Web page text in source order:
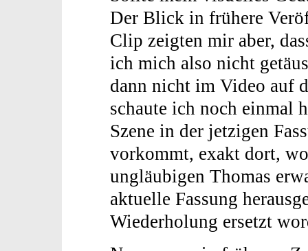
Der Blick in frühere
Clip zeigten mir aber,
ich mich also nicht
dann nicht im Video auf
schaute ich noch einmal
Szene in der jetzigen
vorkommt, exakt dort,
ungläubigen Thomas
aktuelle Fassung
Wiederholung ersetzt